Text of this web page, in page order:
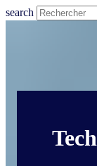
search